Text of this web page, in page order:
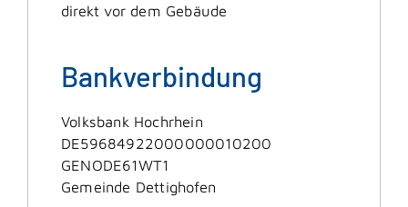
direkt vor dem Gebäude
Bankverbindung
Volksbank Hochrhein
DE59684922000000010200
GENODE61WT1
Gemeinde Dettighofen